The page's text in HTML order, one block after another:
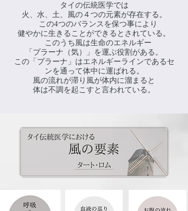
タイの伝統医学では
火、水、土、風の４つの元素が存在する。
この4つのバランスを保つ事により
健やかに生きることができるとされている。
このうち風は生命のエネルギー
「プラーナ（気）」を運ぶ役割がある。
この「プラーナ」はエネルギーラインであるセ
ンを通って体中に運ばれる。
風の流れが滞り 風が体内に溜まると
体は不調を起こすと言われている。